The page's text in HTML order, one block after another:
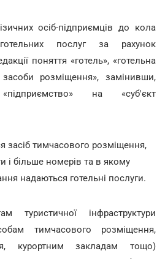
осіб-підприємців до кола
послуг за рахунок
поняття «готель», «готельна
засоби розміщення», замінивши,
на «суб'єкт
засіб тимчасового розміщення,
і більше номерів та в якому
надаються готельні послуги.
туристичної інфраструктури
тимчасового розміщення,
курортним закладам тощо)